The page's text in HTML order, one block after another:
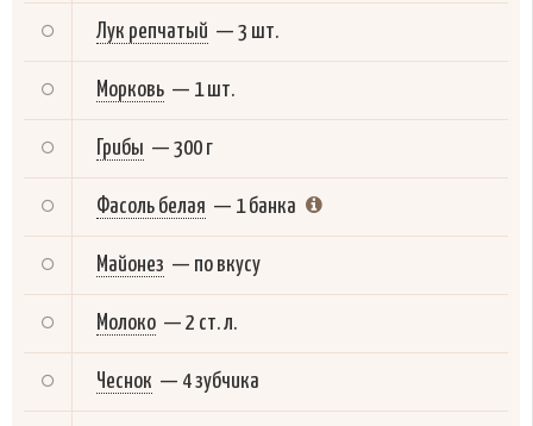
Лук репчатый — 3 шт.
Морковь — 1 шт.
Грибы — 300 г
Фасоль белая — 1 банка
Майонез — по вкусу
Молоко — 2 ст. л.
Чеснок — 4 зубчика